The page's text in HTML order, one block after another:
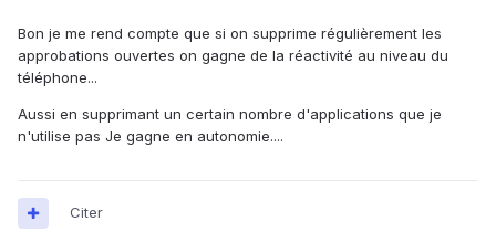
Bon je me rend compte que si on supprime régulièrement les
approbations ouvertes on gagne de la réactivité au niveau du
téléphone...
Aussi en supprimant un certain nombre d'applications que je
n'utilise pas Je gagne en autonomie....
Citer